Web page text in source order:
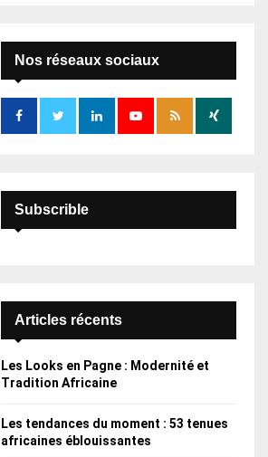
:
E
A
R
Nos réseaux sociaux
Subscrible
Articles récents
Les Looks en Pagne : Modernité et
Tradition Africaine
Les tendances du moment : 53 tenues
africaines éblouissantes